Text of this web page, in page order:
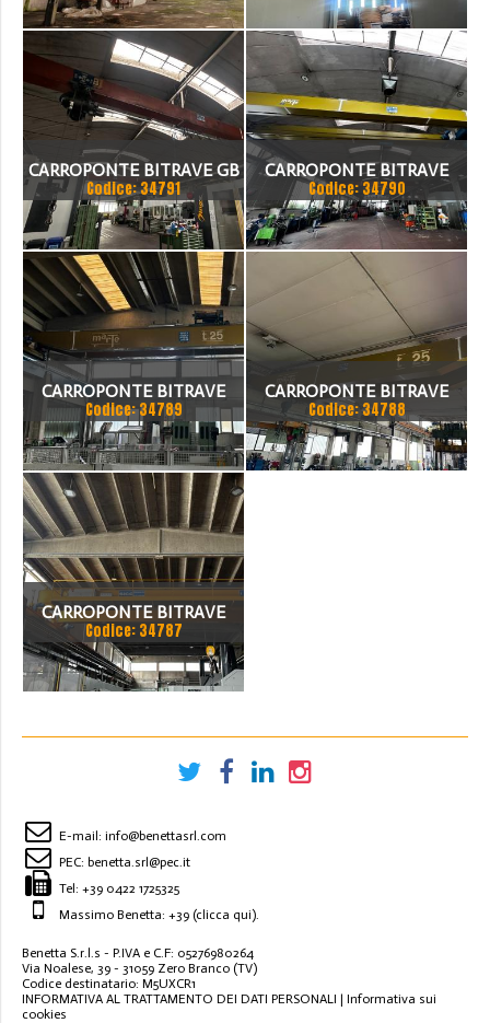
TON SCARTAMENTO 16190
MM
SCARTAMENTO 18875 MM
ANNO 1980
CARROPONTE BITRAVE GB
8 TON SCARTAMENTO
17000 MM
Codice: 34791
CARROPONTE BITRAVE
MARTE 20 TON
SCARTAMENTO 17000 MM
ANNO 1997
Codice: 34790
CARROPONTE BITRAVE
MARTE 25 TON
SCARTAMENTO 16000 MM
Codice: 34789
CARROPONTE BITRAVE
MARTE 25 TON
SCARTAMENTO 14000 MM
Codice: 34788
CARROPONTE BITRAVE
SICC 30 TON
SCARTAMENTO 14000 MM
Codice: 34787
E-mail: info@benettasrl.com
PEC: benetta.srl@pec.it
Tel: +39 0422 1725325
Massimo Benetta: +39 (clicca qui).
Benetta S.r.l.s - P.IVA e C.F: 05276980264
Via Noalese, 39 - 31059 Zero Branco (TV)
Codice destinatario: M5UXCR1
INFORMATIVA AL TRATTAMENTO DEI DATI PERSONALI | Informativa sui
cookies